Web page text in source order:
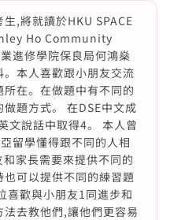
,將就讀於HKU SPACE
Ho Community
進修學院保良局何鴻燊
本人喜歡跟小朋友交流
在。在做題中有不同的
題方式。 在DSE中文成
文說話中取得4。 本人曾
留學懂得跟不同的人相
家長需要來提供不同的
可以提供不同的練習題
喜歡與小朋友1同進步和
去教他們,讓他們更容易